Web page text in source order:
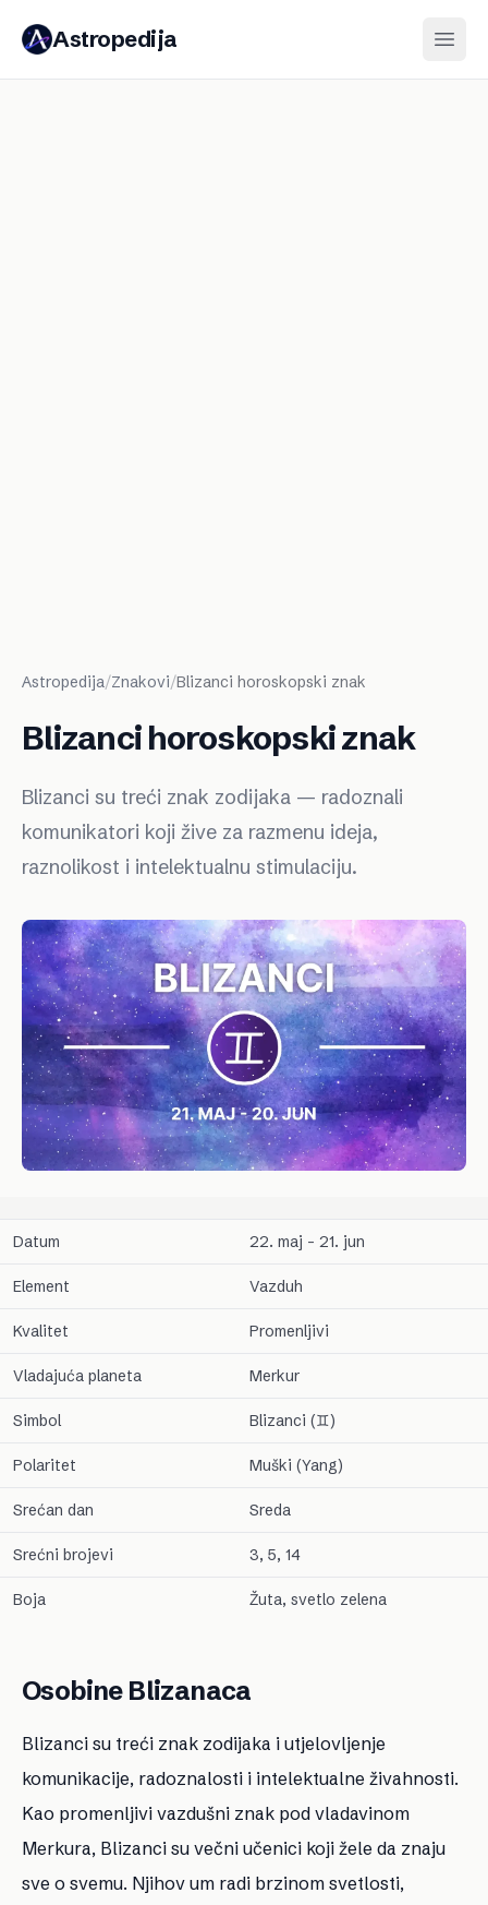
Astropedija
Astropedija/Znakovi/Blizanci horoskopski znak
Blizanci horoskopski znak
Blizanci su treći znak zodijaka — radoznali
komunikatori koji žive za razmenu ideja,
raznolikost i intelektualnu stimulaciju.
Datum 22. maj – 21. jun
Element Vazduh
Kvalitet Promenljivi
Vladajuća planeta Merkur
Simbol Blizanci (♊)
Polaritet Muški (Yang)
Srećan dan Sreda
Srećni brojevi 3, 5, 14
Boja Žuta, svetlo zelena
Osobine Blizanaca
Blizanci su treći znak zodijaka i utjelovljenje
komunikacije, radoznalosti i intelektualne živahnosti.
Kao promenljivi vazdušni znak pod vladavinom
Merkura, Blizanci su večni učenici koji žele da znaju
sve o svemu. Njihov um radi brzinom svetlosti,